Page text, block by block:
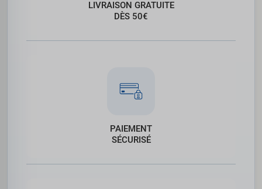
LIVRAISON GRATUITE
DÈS 50€
PAIEMENT
SÉCURISÉ